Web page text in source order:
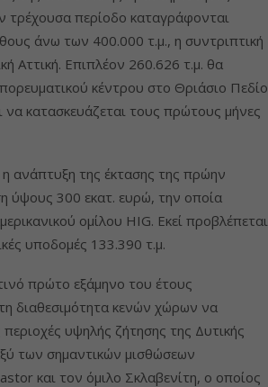
τρέχουσα περίοδο καταγράφονται
άνω των 400.000 τ.μ., η συντριπτική
Αττική. Επιπλέον 260.626 τ.μ. θα
κέντρου στο Θριάσιο Πεδίο
να κατασκευάζεται τους πρώτους μήνες
η ανάπτυξη της έκτασης της πρώην
ύψους 300 εκατ. ευρώ, την οποία
ομίλου HIG. Εκεί προβλέπεται
υποδομές 133.390 τ.μ.
πρώτο εξάμηνο του έτους
διαθεσιμότητα κενών χώρων να
περιοχές υψηλής ζήτησης της Δυτικής
των σημαντικών μισθώσεων
και τον όμιλο Σκλαβενίτη, ο οποίος